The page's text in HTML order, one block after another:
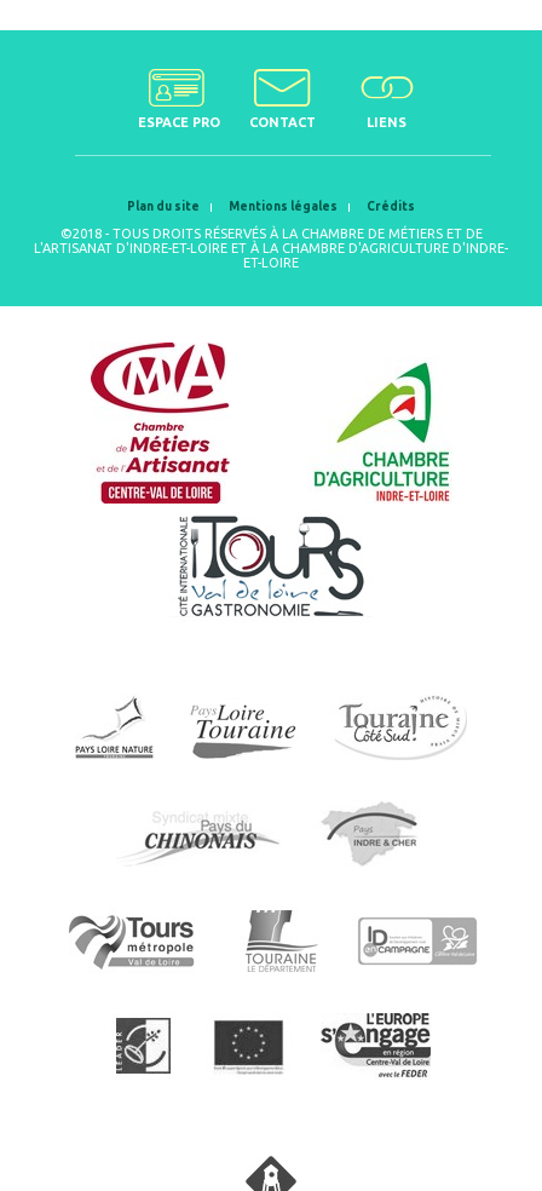
ESPACE PRO CONTACT LIENS
Plan du site Mentions légales Crédits
©2018 - TOUS DROITS RÉSERVÉS À LA CHAMBRE DE MÉTIERS ET DE
L'ARTISANAT D'INDRE-ET-LOIRE ET À LA CHAMBRE D'AGRICULTURE D'INDRE-
ET-LOIRE